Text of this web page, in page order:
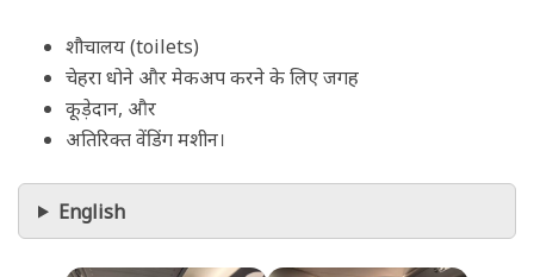
शौचालय (toilets)
चेहरा धोने और मेकअप करने के लिए जगह
कूड़ेदान, और
अतिरिक्त वेंडिंग मशीन।
English